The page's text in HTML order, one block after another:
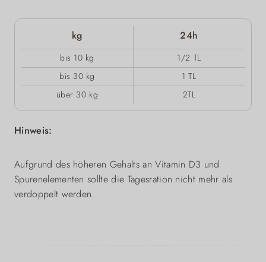
kg 24h
bis 10 kg
1/2 TL
bis 30 kg
1 TL
über 30 kg
2TL
Hinweis:
Aufgrund des höheren Gehalts an Vitamin D3 und
Spurenelementen sollte die Tagesration nicht mehr als
verdoppelt werden.